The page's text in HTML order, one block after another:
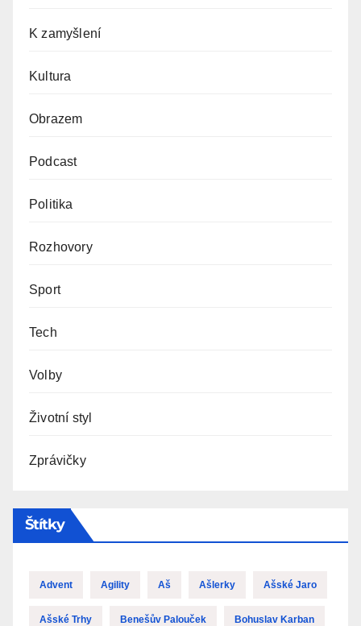
K zamyšlení
Kultura
Obrazem
Podcast
Politika
Rozhovory
Sport
Tech
Volby
Životní styl
Zprávičky
Štítky
Advent Agility Aš Ašlerky Ašské Jaro
Ašské Trhy Benešův Palouček Bohuslav Karban